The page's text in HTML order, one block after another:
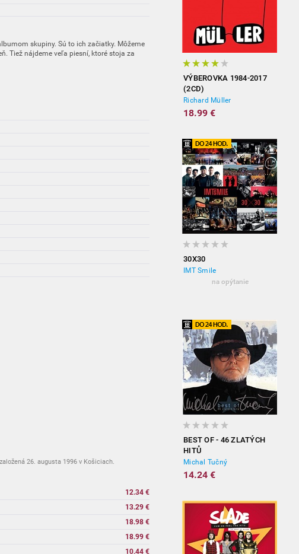
skupiny. Sú to ich začiatky. Môžeme
Tiež nájdeme veľa piesní, ktoré stoja za
26. augusta 1996 v Košiciach.
12.34 €
13.29 €
18.98 €
18.99 €
10.44 €
VÝBEROVKA 1984-2017
(2CD)
Richard Müller
18.99 €
30X30
IMT Smile
na opýtanie
BEST OF - 46 ZLATÝCH
HITŮ
Michal Tučný
14.24 €